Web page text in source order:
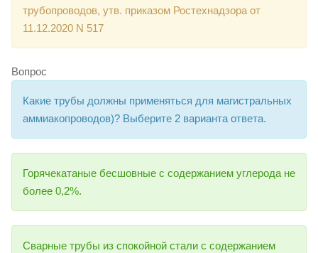
трубопроводов, утв. приказом Ростехнадзора от
11.12.2020 N 517
Вопрос
Какие трубы должны применяться для магистральных
аммиакопроводов)? Выберите 2 варианта ответа.
Горячекатаные бесшовные с содержанием углерода не
более 0,2%.
Сварные трубы из спокойной стали с содержанием